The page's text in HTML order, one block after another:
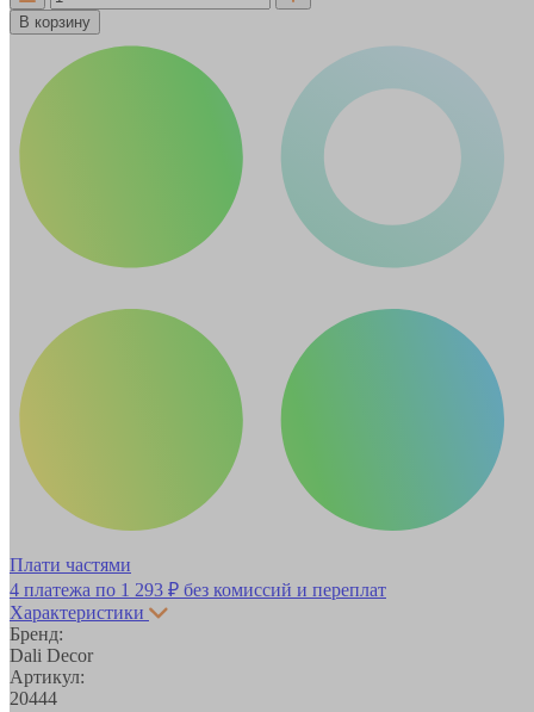
В корзину
Плати частями
4 платежа по 1 293 ₽ без комиссий и переплат
Характеристики
Бренд:
Dali Decor
Артикул:
20444